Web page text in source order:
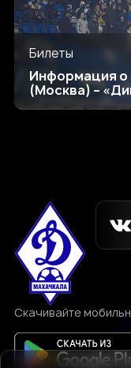
Билеты
Информация о
(Москва) –
Скачивайте